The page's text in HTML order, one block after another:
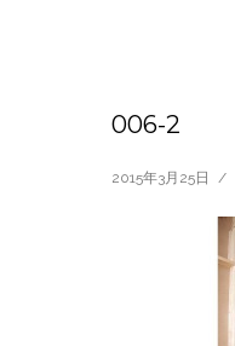
006-2
2015年3月25日 /